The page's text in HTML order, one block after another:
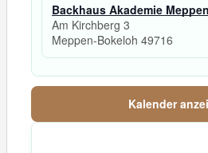
Backhaus Akademie
Am Kirchberg 3
Meppen-Bokeloh 49716
Kalender